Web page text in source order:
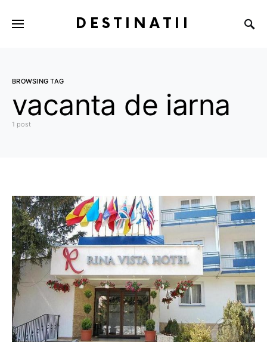
DESTINATII
BROWSING TAG
vacanta de iarna
1 post